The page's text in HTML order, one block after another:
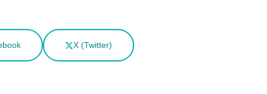
X (Twitter)